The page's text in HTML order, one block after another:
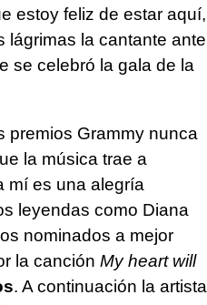
estoy feliz de estar aquí,
lágrimas la cantante ante
se celebró la gala de la
premios Grammy nunca
la música trae a
mí es una alegría
leyendas como Diana
nominados a mejor
la canción My heart will
. A continuación la artista